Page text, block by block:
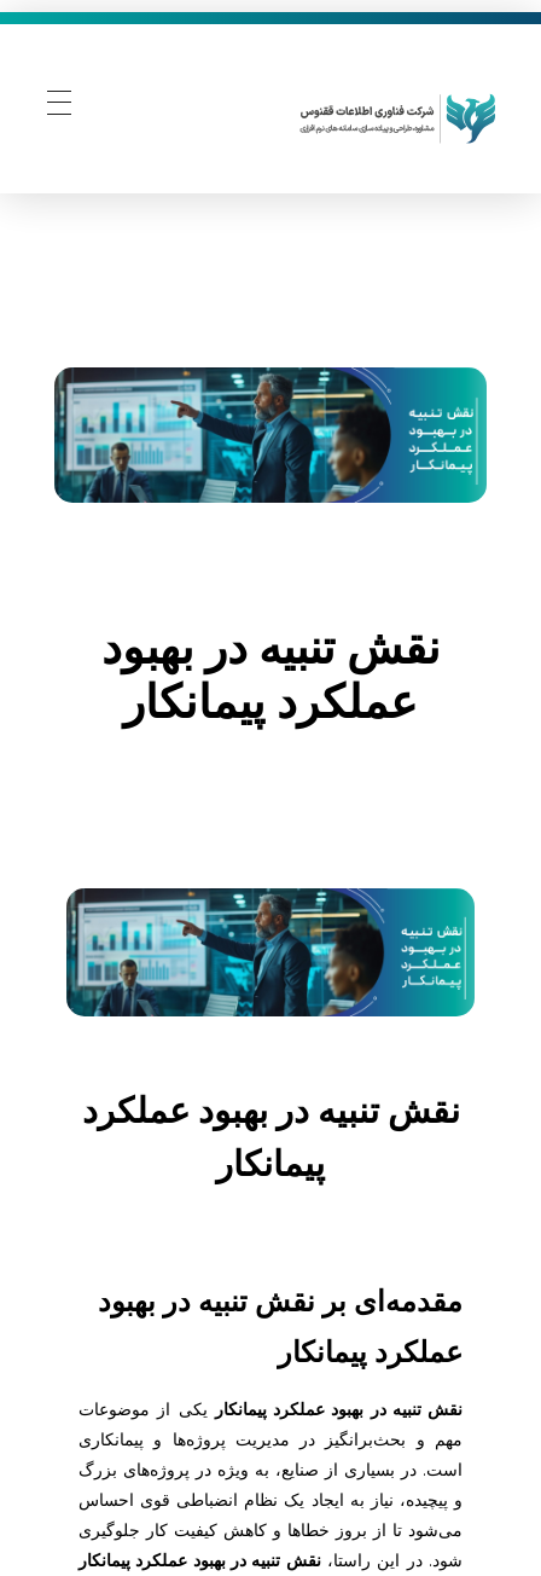
ق
ش
ر
نقش تنبیه در بهبود
عملکرد پیمانکار
نقش تنبیه در بهبود عملکرد
پیمانکار
مقدمه‌ای بر نقش تنبیه در بهبود
عملکرد پیمانکار
نقش تنبیه در بهبود عملکرد پیمانکار یکی از موضوعات
مهم و بحث‌برانگیز در مدیریت پروژه‌ها و پیمانکاری
است. در بسیاری از صنایع، به ویژه در پروژه‌های بزرگ
و پیچیده، نیاز به ایجاد یک نظام انضباطی قوی احساس
می‌شود تا از بروز خطاها و کاهش کیفیت کار جلوگیری
شود. در این راستا،نقش تنبیه در بهبود عملکرد پیمانکار